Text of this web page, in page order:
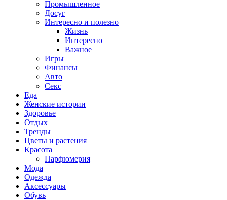
Промышленное
Досуг
Интересно и полезно
Жизнь
Интересно
Важное
Игры
Финансы
Авто
Секс
Еда
Женские истории
Здоровье
Отдых
Тренды
Цветы и растения
Красота
Парфюмерия
Мода
Одежда
Аксессуары
Обувь